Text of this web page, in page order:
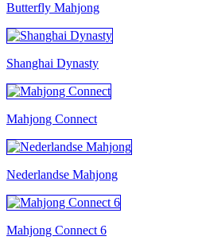
Butterfly Mahjong
Shanghai Dynasty
Mahjong Connect
Nederlandse Mahjong
Mahjong Connect 6